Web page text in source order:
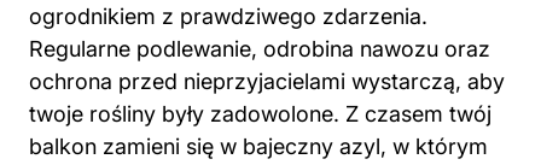
ogrodnikiem z prawdziwego zdarzenia.
Regularne podlewanie, odrobina nawozu oraz
ochrona przed nieprzyjacielami wystarczą, aby
twoje rośliny były zadowolone. Z czasem twój
balkon zamieni się w bajeczny azyl, w którym